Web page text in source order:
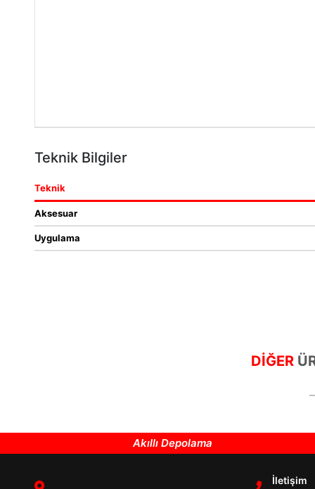
Teknik Bilgiler
Teknik
Aksesuar
Uygulama
DİĞER
Akıllı Depolama
İletişim